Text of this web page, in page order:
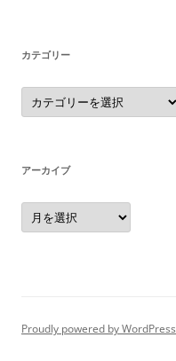
カテゴリー
カ
テ
ゴ
アーカイブ
ア
ー
カ
Proudly powered by WordPress